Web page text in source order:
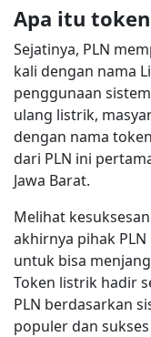
Apa itu
Sejatinya, PLN
kali dengan nama
penggunaan
ulang listrik,
dengan nama
dari PLN ini
Jawa Barat.
Melihat
akhirnya pihak
untuk bisa
Token listrik hadir
PLN berdasarkan
populer dan